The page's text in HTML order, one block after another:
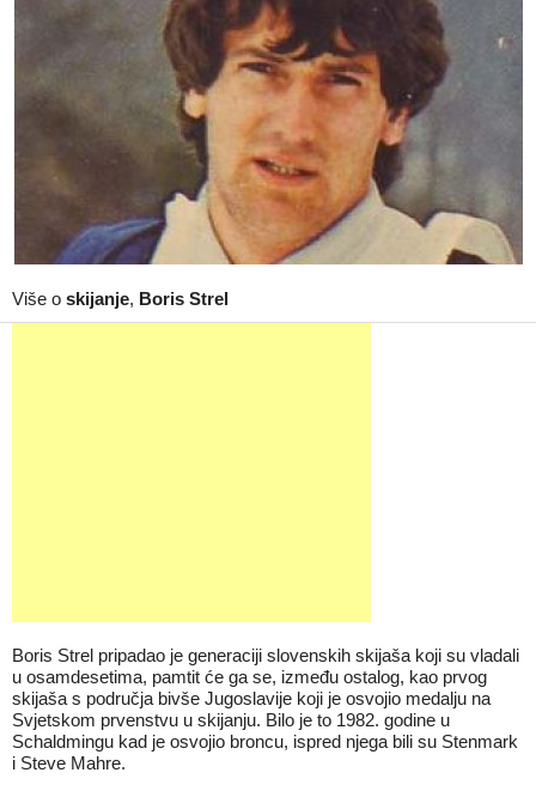
Više o skijanje, Boris Strel
Boris Strel pripadao je generaciji slovenskih skijaša koji su vladali
u osamdesetima, pamtit će ga se, između ostalog, kao prvog
skijaša s područja bivše Jugoslavije koji je osvojio medalju na
Svjetskom prvenstvu u skijanju. Bilo je to 1982. godine u
Schaldmingu kad je osvojio broncu, ispred njega bili su Stenmark
i Steve Mahre.